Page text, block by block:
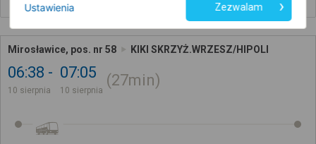
Mirosławice, pos. nr 58 KIKI SKRZYŻ.WRZESZ/HIPOLI
06:38
10 sierpnia
07:05
10 sierpnia
27min
Ustawienia Zezwalam